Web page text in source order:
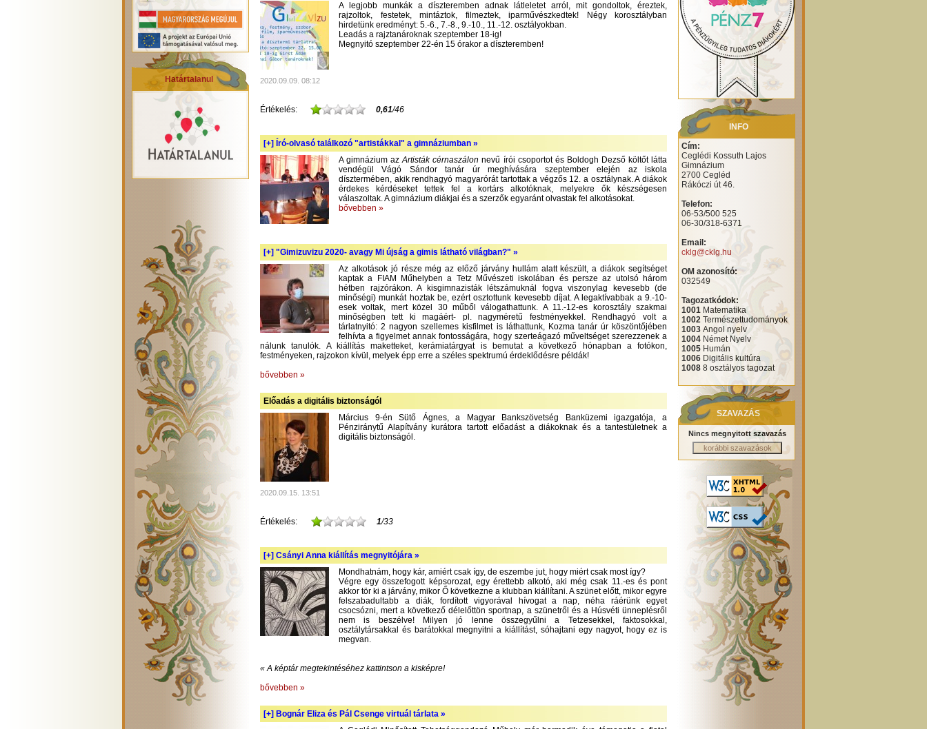
Határtalanul
A legjobb munkák a díszteremben adnak látleletet arról, mit gondoltok, éreztek,
rajzoltok, festetek, mintáztok, filmeztek, iparművészkedtek! Négy korosztályban
hirdetünk eredményt: 5.-6., 7.-8., 9.-10., 11.-12. osztályokban.
Leadás a rajztanároknak szeptember 18-ig!
Megnyitó szeptember 22-én 15 órakor a díszteremben!
2020.09.09. 08:12
Értékelés: 0,61/46
[+] Író-olvasó találkozó "artistákkal" a gimnáziumban »
A gimnázium azArtisták cérnaszálon nevű írói csoportot és Boldogh Dezső költőt látta
vendégül Vágó Sándor tanár úr meghívására szeptember elején az iskola
dísztermében, akik rendhagyó magyarórát tartottak a végzős 12. a osztálynak. A diákok
érdekes kérdéseket tettek fel a kortárs alkotóknak, melyekre ők készségesen
válaszoltak. A gimnázium diákjai és a szerzők egyaránt olvastak fel alkotásokat.
bővebben »
[+] "Gimizuvizu 2020- avagy Mi újság a gimis látható világban?" »
Az alkotások jó része még az előző járvány hullám alatt készült, a diákok segítséget
kaptak a FIAM Műhelyben a Tetz Művészeti iskolában és persze az utolsó három
hétben rajzórákon. A kisgimnazisták létszámuknál fogva viszonylag kevesebb (de
minőségi) munkát hoztak be, ezért osztottunk kevesebb díjat. A legaktívabbak a 9.-10-
esek voltak, mert közel 30 műből válogathattunk. A 11.-12-es korosztály szakmai
minőségben tett ki magáért- pl. nagyméretű festményekkel. Rendhagyó volt a
tárlatnyitó: 2 nagyon szellemes kisfilmet is láthattunk, Kozma tanár úr köszöntőjében
felhívta a figyelmet annak fontosságára, hogy szerteágazó műveltséget szerezzenek a
nálunk tanulók. A kiállítás maketteket, kerámiatárgyat is bemutat a következő hónapban a fotókon,
festményeken, rajzokon kívül, melyek épp erre a széles spektrumú érdeklődésre példák!
bővebben »
Előadás a digitális biztonságól
Március 9-én Sütő Ágnes, a Magyar Bankszövetség Banküzemi igazgatója, a
Pénziránytű Alapítvány kurátora tartott előadást a diákoknak és a tantestületnek a
digitális biztonságól.
2020.09.15. 13:51
Értékelés: 1/33
[+] Csányi Anna kiállítás megnyitójára »
Mondhatnám, hogy kár, amiért csak így, de eszembe jut, hogy miért csak most így?
Végre egy összefogott képsorozat, egy érettebb alkotó, aki még csak 11.-es és pont
akkor tör ki a járvány, mikor Ő következne a klubban kiállítani. A szünet előtt, mikor egyre
felszabadultabb a diák, fordított vigyorával hívogat a nap, néha ráérünk egyet
csocsózni, mert a következő délelőttön sportnap, a szünetről és a Húsvéti ünneplésről
nem is beszélve! Milyen jó lenne összegyűlni a Tetzesekkel, faktosokkal,
osztálytársakkal és barátokkal megnyitni a kiállítást, sóhajtani egy nagyot, hogy ez is
megvan.
« A képtár megtekintéséhez kattintson a kisképre!
bővebben »
[+] Bognár Eliza és Pál Csenge virtuál tárlata »
INFO
Cím:
Ceglédi Kossuth Lajos
Gimnázium
2700 Cegléd
Rákóczi út 46.
Telefon:
06-53/500 525
06-30/318-6371
Email:
cklg@cklg.hu
OM azonosító:
032549
Tagozatkódok:
1001 Matematika
1002 Természettudományok
1003 Angol nyelv
1004 Német Nyelv
1005 Humán
1006 Digitális kultúra
1008 8 osztályos tagozat
SZAVAZÁS
Nincs megnyitott szavazás